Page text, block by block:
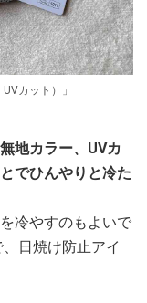
カット）」
地カラー、UVカ
でひんやりと冷た
冷やすのもよいで
日焼け防止アイ